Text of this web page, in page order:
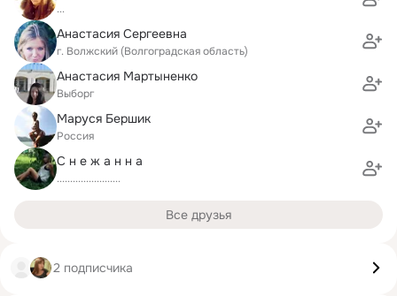
...
Анастасия Сергеевна
г. Волжский (Волгоградская область)
Анастасия Мартыненко
Выборг
Маруся Бершик
Россия
С н е ж а н н а
........................
Все друзья
2 подписчика